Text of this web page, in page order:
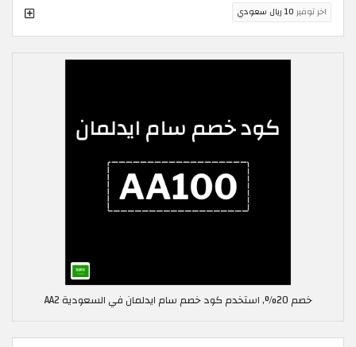
اخر توفير 10 ريال سعودي
خصم 20%, استخدم كود خصم سام ايدلمان في السعودية AA2